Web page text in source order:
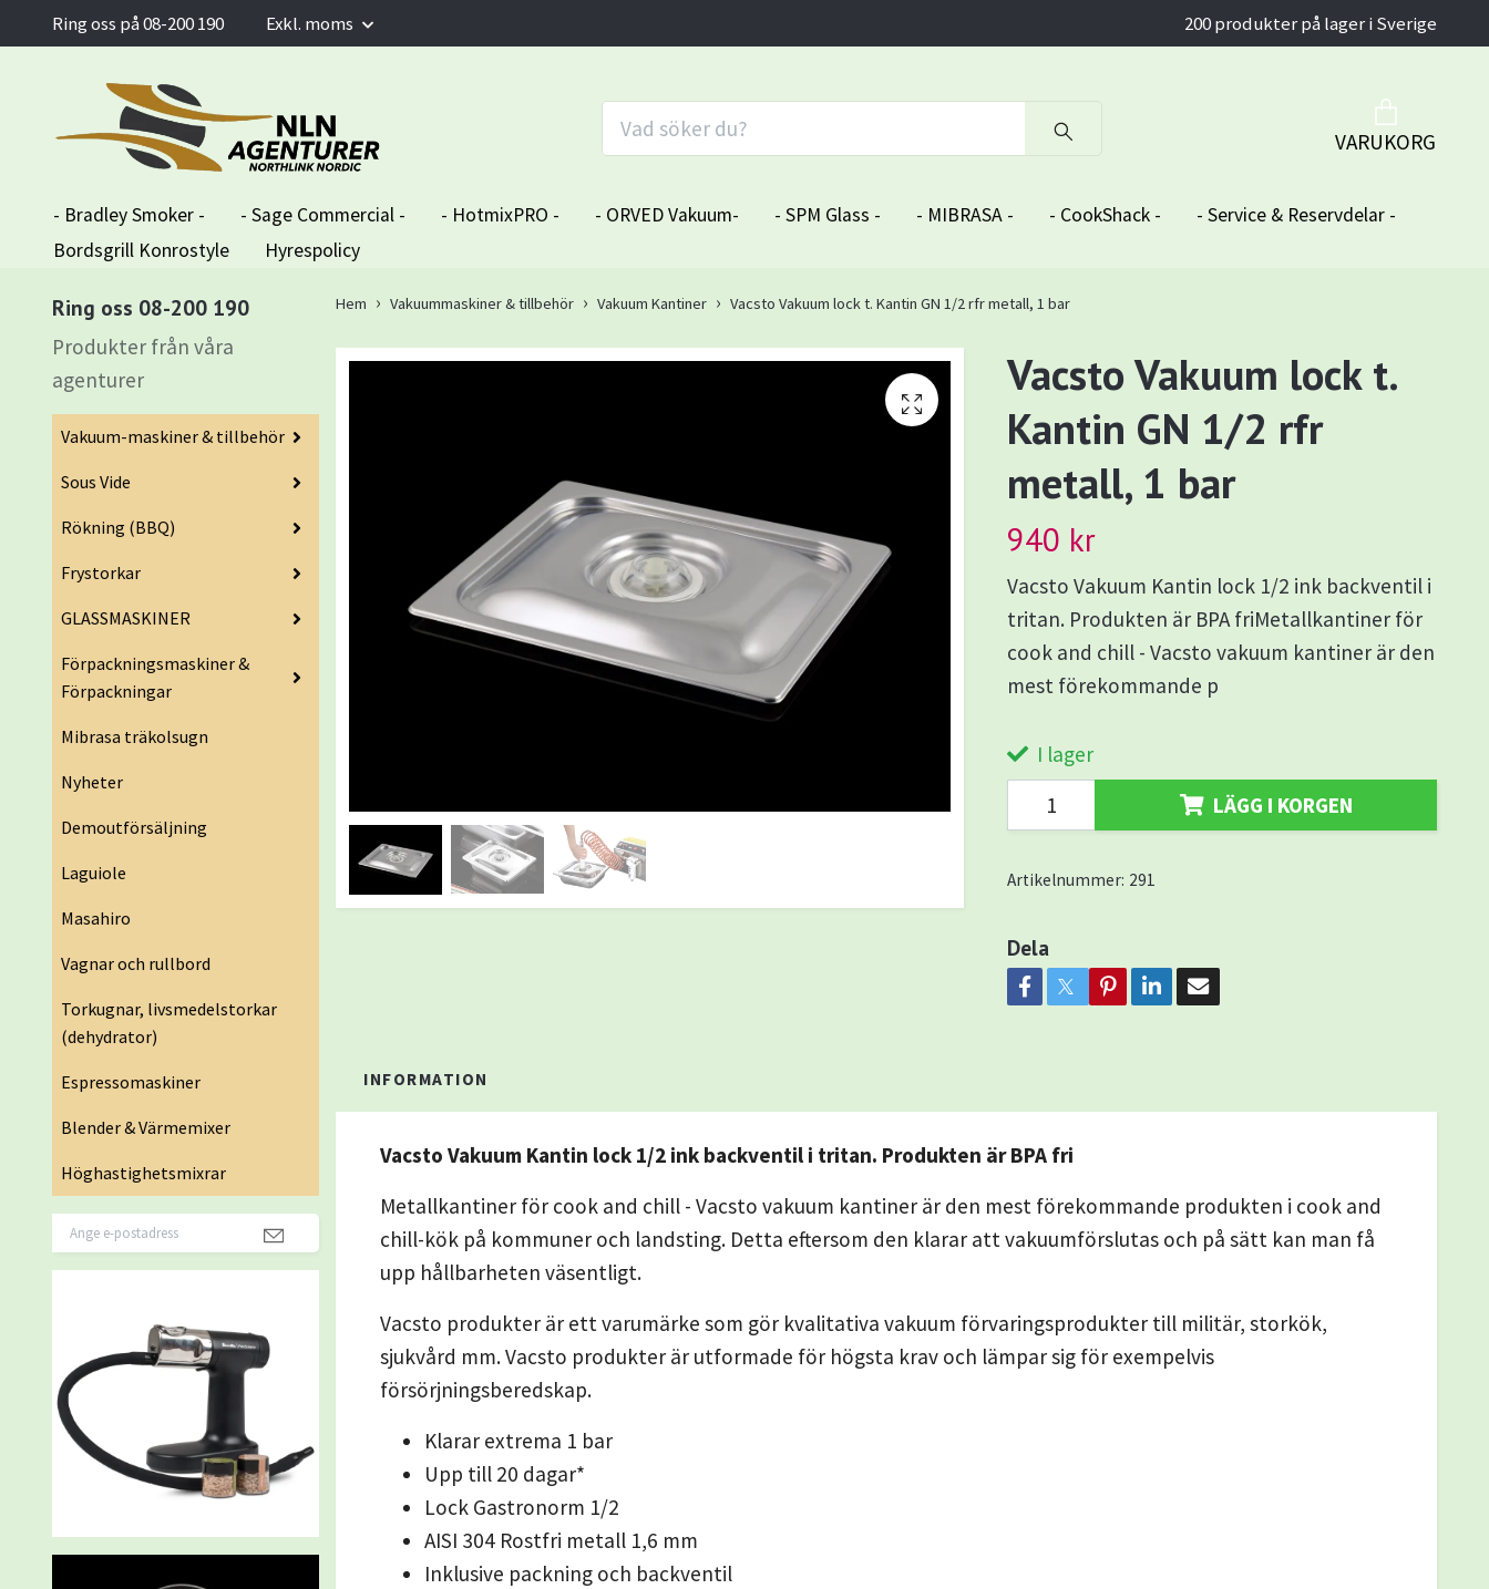
Ring oss på 08-200 190 Exkl. moms 200 produkter på lager i Sverige
VARUKORG
- Bradley Smoker - - Sage Commercial - - HotmixPRO - - ORVED Vakuum- - SPM Glass - - MIBRASA - - CookShack -
- Service & Reservdelar -
Bordsgrill Konrostyle
Hyrespolicy
Ring oss 08-200 190
Produkter från våra
agenturer
Vakuum-maskiner & tillbehör
Sous Vide
Rökning (BBQ)
Frystorkar
GLASSMASKINER
Förpackningsmaskiner &
Förpackningar
Mibrasa träkolsugn
Nyheter
Demoutförsäljning
Laguiole
Masahiro
Vagnar och rullbord
Torkugnar, livsmedelstorkar
(dehydrator)
Espressomaskiner
Blender & Värmemixer
Höghastighetsmixrar
Hem Vakuummaskiner & tillbehör Vakuum Kantiner Vacsto Vakuum lock t. Kantin GN 1/2 rfr metall, 1 bar
Vacsto Vakuum lock t.
Kantin GN 1/2 rfr
metall, 1 bar
940 kr
Vacsto Vakuum Kantin lock 1/2 ink backventil i
tritan. Produkten är BPA friMetallkantiner för
cook and chill - Vacsto vakuum kantiner är den
mest förekommande p
I lager
LÄGG I KORGEN
Artikelnummer: 291
Dela
INFORMATION
Vacsto Vakuum Kantin lock 1/2 ink backventil i tritan. Produkten är BPA fri
Metallkantiner för cook and chill - Vacsto vakuum kantiner är den mest förekommande produkten i cook and
chill-kök på kommuner och landsting. Detta eftersom den klarar att vakuumförslutas och på sätt kan man få
upp hållbarheten väsentligt.
Vacsto produkter är ett varumärke som gör kvalitativa vakuum förvaringsprodukter till militär, storkök,
sjukvård mm. Vacsto produkter är utformade för högsta krav och lämpar sig för exempelvis
försörjningsberedskap.
Klarar extrema 1 bar
Upp till 20 dagar*
Lock Gastronorm 1/2
AISI 304 Rostfri metall 1,6 mm
Inklusive packning och backventil